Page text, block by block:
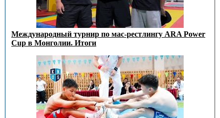
Международный турнир по мас-рестлингу ARA Power
Cup в Монголии. Итоги